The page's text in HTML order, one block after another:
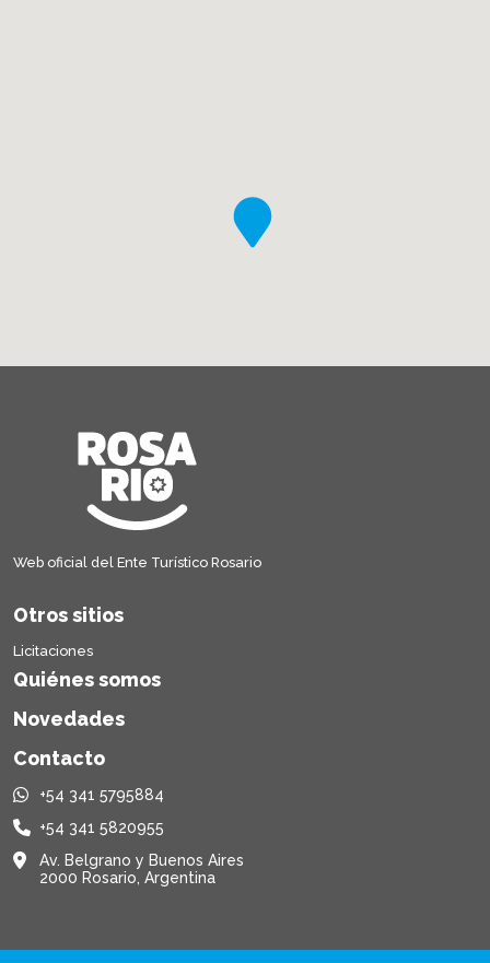
Web oficial del Ente Turístico Rosario
Otros sitios
Licitaciones
Quiénes somos
Novedades
Contacto
+54 341 5795884
+54 341 5820955
Av. Belgrano y Buenos Aires
2000 Rosario, Argentina